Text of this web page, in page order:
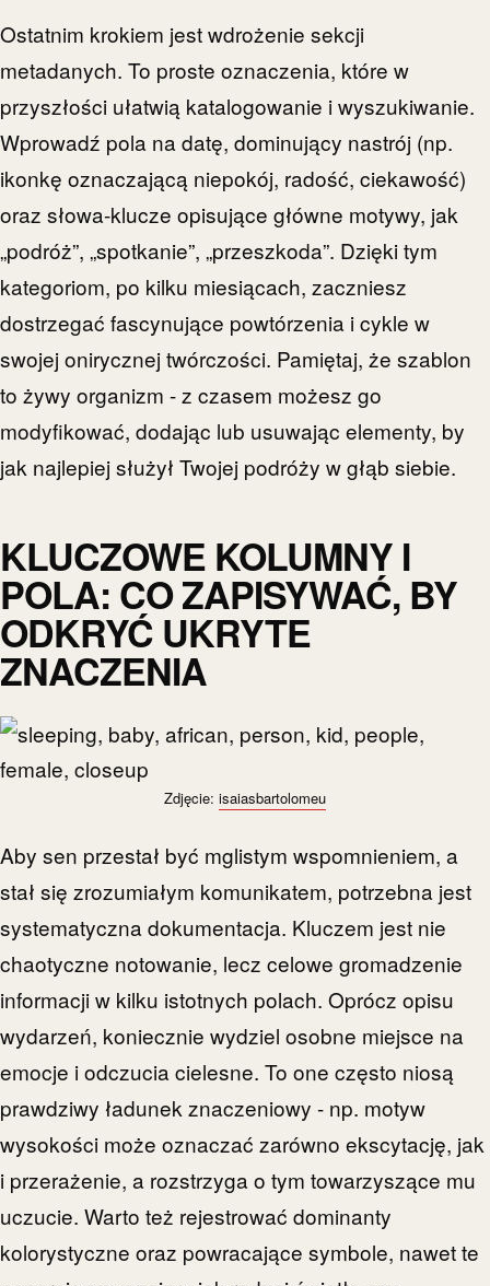
Ostatnim krokiem jest wdrożenie sekcji
metadanych. To proste oznaczenia, które w
przyszłości ułatwią katalogowanie i wyszukiwanie.
Wprowadź pola na datę, dominujący nastrój (np.
ikonkę oznaczającą niepokój, radość, ciekawość)
oraz słowa-klucze opisujące główne motywy, jak
„podróż”, „spotkanie”, „przeszkoda”. Dzięki tym
kategoriom, po kilku miesiącach, zaczniesz
dostrzegać fascynujące powtórzenia i cykle w
swojej onirycznej twórczości. Pamiętaj, że szablon
to żywy organizm - z czasem możesz go
modyfikować, dodając lub usuwając elementy, by
jak najlepiej służył Twojej podróży w głąb siebie.
KLUCZOWE KOLUMNY I
POLA: CO ZAPISYWAĆ, BY
ODKRYĆ UKRYTE
ZNACZENIA
Zdjęcie: isaiasbartolomeu
Aby sen przestał być mglistym wspomnieniem, a
stał się zrozumiałym komunikatem, potrzebna jest
systematyczna dokumentacja. Kluczem jest nie
chaotyczne notowanie, lecz celowe gromadzenie
informacji w kilku istotnych polach. Oprócz opisu
wydarzeń, koniecznie wydziel osobne miejsce na
emocje i odczucia cielesne. To one często niosą
prawdziwy ładunek znaczeniowy - np. motyw
wysokości może oznaczać zarówno ekscytację, jak
i przerażenie, a rozstrzyga o tym towarzyszące mu
uczucie. Warto też rejestrować dominanty
kolorystyczne oraz powracające symbole, nawet te